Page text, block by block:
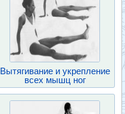
Вытягивание и укрепление
всех мышц ног